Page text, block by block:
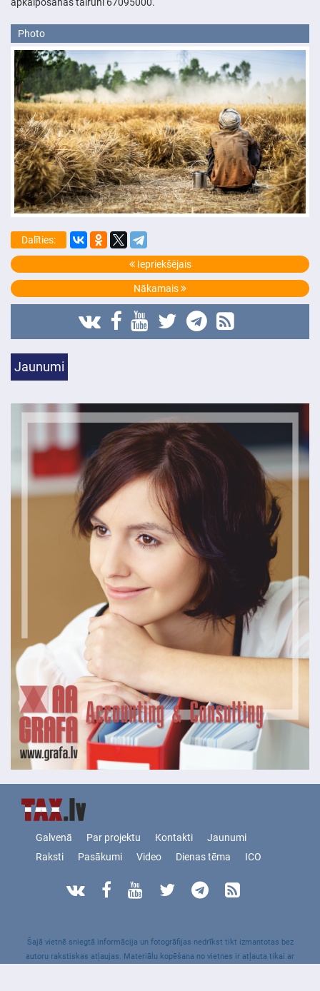
Photo
Dalīties:
Iepriekšējais
Nākamais
Jaunumi
Galvenā Par projektu Kontakti
Jaunumi
Raksti
Pasākumi Video Dienas tēma ICO
Šajā vietnē sniegtā informācija un fotogrāfijas nedrīkst tikt izmantotas bez
autoru rakstiskas atļaujas. Materiālu kopēšana no vietnes ir atļauta tikai ar